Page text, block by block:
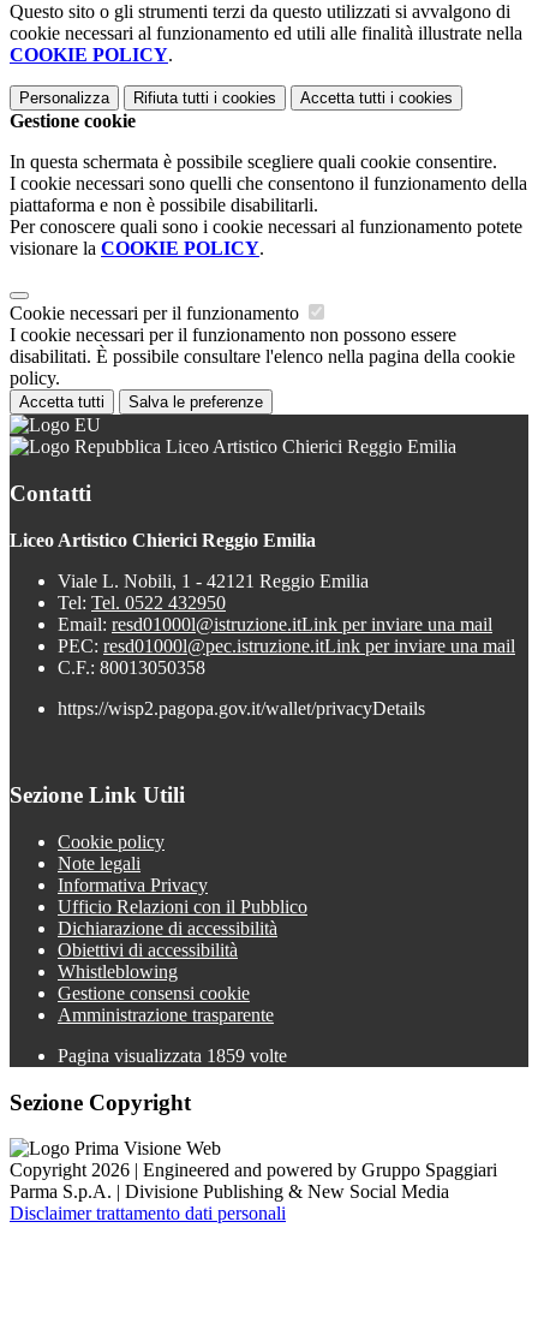
Questo sito o gli strumenti terzi da questo utilizzati si avvalgono di
cookie necessari al funzionamento ed utili alle finalità illustrate nella
COOKIE POLICY.
Personalizza Rifiuta tutti i cookies Accetta tutti i cookies
Gestione cookie
In questa schermata è possibile scegliere quali cookie consentire.
I cookie necessari sono quelli che consentono il funzionamento della
piattaforma e non è possibile disabilitarli.
Per conoscere quali sono i cookie necessari al funzionamento potete
visionare la COOKIE POLICY.
Cookie necessari per il funzionamento
I cookie necessari per il funzionamento non possono essere
disabilitati. È possibile consultare l'elenco nella pagina della cookie
policy.
Accetta tutti Salva le preferenze
Liceo Artistico Chierici Reggio Emilia
Contatti
Liceo Artistico Chierici Reggio Emilia
Viale L. Nobili, 1 - 42121 Reggio Emilia
Tel: Tel. 0522 432950
Email: resd01000l@istruzione.itLink per inviare una mail
PEC: resd01000l@pec.istruzione.itLink per inviare una mail
C.F.: 80013050358
https://wisp2.pagopa.gov.it/wallet/privacyDetails
Sezione Link Utili
Cookie policy
Note legali
Informativa Privacy
Ufficio Relazioni con il Pubblico
Dichiarazione di accessibilità
Obiettivi di accessibilità
Whistleblowing
Gestione consensi cookie
Amministrazione trasparente
Pagina visualizzata 1859 volte
Sezione Copyright
Copyright 2026 | Engineered and powered by Gruppo Spaggiari
Parma S.p.A. | Divisione Publishing & New Social Media
Disclaimer trattamento dati personali